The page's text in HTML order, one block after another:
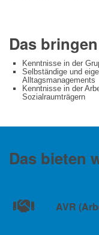
Das
Kenntnisse in der
Selbständige und
Alltagsmanagements
Kenntnisse in der
Sozialraumträgern
Das bieten
AVR